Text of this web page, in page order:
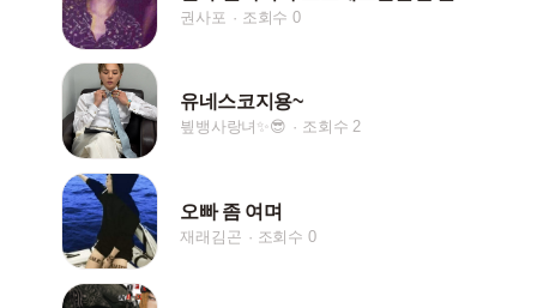
권사포 조회수 0
유네스코지용~
빂뱅사랑녀✨😎 조회수 2
오빠 좀 여며
재래김곤 조회수 0